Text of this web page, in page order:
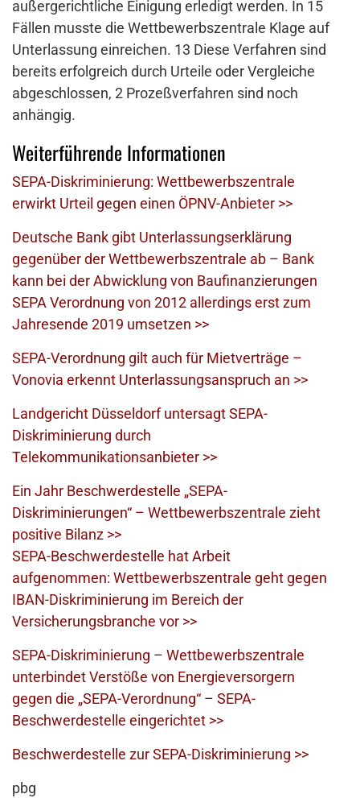
außergerichtliche Einigung erledigt werden. In 15
Fällen musste die Wettbewerbszentrale Klage auf
Unterlassung einreichen. 13 Diese Verfahren sind
bereits erfolgreich durch Urteile oder Vergleiche
abgeschlossen, 2 Prozeßverfahren sind noch
anhängig.
Weiterführende Informationen
SEPA-Diskriminierung: Wettbewerbszentrale
erwirkt Urteil gegen einen ÖPNV-Anbieter >>
Deutsche Bank gibt Unterlassungserklärung
gegenüber der Wettbewerbszentrale ab – Bank
kann bei der Abwicklung von Baufinanzierungen
SEPA Verordnung von 2012 allerdings erst zum
Jahresende 2019 umsetzen >>
SEPA-Verordnung gilt auch für Mietverträge –
Vonovia erkennt Unterlassungsanspruch an >>
Landgericht Düsseldorf untersagt SEPA-
Diskriminierung durch
Telekommunikationsanbieter >>
Ein Jahr Beschwerdestelle „SEPA-
Diskriminierungen“ – Wettbewerbszentrale zieht
positive Bilanz >>
SEPA-Beschwerdestelle hat Arbeit
aufgenommen: Wettbewerbszentrale geht gegen
IBAN-Diskriminierung im Bereich der
Versicherungsbranche vor >>
SEPA-Diskriminierung – Wettbewerbszentrale
unterbindet Verstöße von Energieversorgern
gegen die „SEPA-Verordnung“ – SEPA-
Beschwerdestelle eingerichtet >>
Beschwerdestelle zur SEPA-Diskriminierung >>
pbg